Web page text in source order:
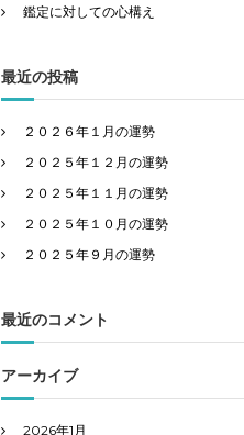
鑑定に対しての心構え
最近の投稿
２０２６年１月の運勢
２０２５年１２月の運勢
２０２５年１１月の運勢
２０２５年１０月の運勢
２０２５年９月の運勢
最近のコメント
アーカイブ
2026年1月